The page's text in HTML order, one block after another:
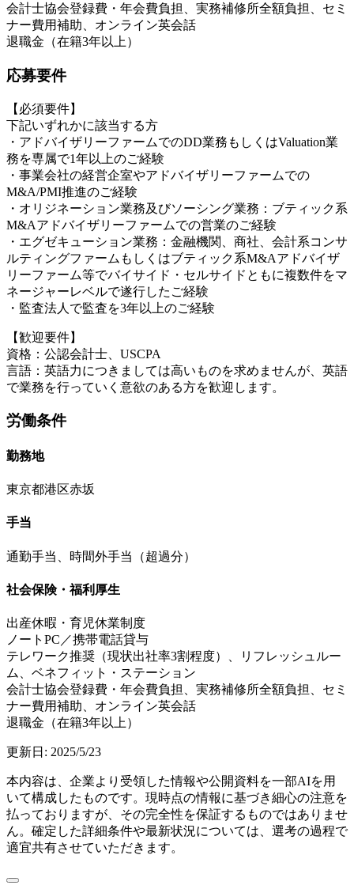
会計士協会登録費・年会費負担、実務補修所全額負担、セミ
ナー費用補助、オンライン英会話
退職金（在籍3年以上）
応募要件
【必須要件】
下記いずれかに該当する方
・アドバイザリーファームでのDD業務もしくはValuation業
務を専属で1年以上のご経験
・事業会社の経営企室やアドバイザリーファームでの
M&A/PMI推進のご経験
・オリジネーション業務及びソーシング業務：ブティック系
M&Aアドバイザリーファームでの営業のご経験
・エグゼキューション業務：金融機関、商社、会計系コンサ
ルティングファームもしくはブティック系M&Aアドバイザ
リーファーム等でバイサイド・セルサイドともに複数件をマ
ネージャーレベルで遂行したご経験
・監査法人で監査を3年以上のご経験
【歓迎要件】
資格：公認会計士、USCPA
言語：英語力につきましては高いものを求めませんが、英語
で業務を行っていく意欲のある方を歓迎します。
労働条件
勤務地
東京都港区赤坂
手当
通勤手当、時間外手当（超過分）
社会保険・福利厚生
出産休暇・育児休業制度
ノートPC／携帯電話貸与
テレワーク推奨（現状出社率3割程度）、リフレッシュルー
ム、ベネフィット・ステーション
会計士協会登録費・年会費負担、実務補修所全額負担、セミ
ナー費用補助、オンライン英会話
退職金（在籍3年以上）
更新日: 2025/5/23
本内容は、企業より受領した情報や公開資料を一部AIを用
いて構成したものです。現時点の情報に基づき細心の注意を
払っておりますが、その完全性を保証するものではありませ
ん。確定した詳細条件や最新状況については、選考の過程で
適宜共有させていただきます。